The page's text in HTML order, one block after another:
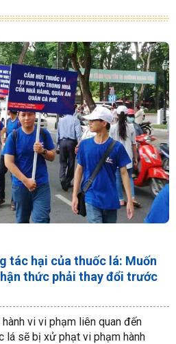
tác hại của thuốc lá: Muốn
thức phải thay đổi trước
vi vi phạm liên quan đến
lá sẽ bị xử phạt vi phạm hành